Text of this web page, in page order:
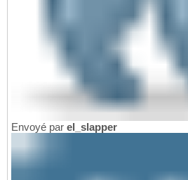
Envoyé par el_slapper